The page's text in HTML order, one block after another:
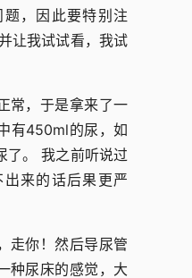
，因此要特别注
让我试试看，我试
常，于是拿来了一
有450ml的尿，如
了。 我之前听说过
来的话后果更严
走你！然后导尿管
种尿床的感觉，大